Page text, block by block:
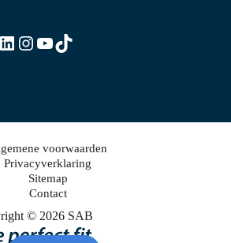
Instagram
YouTube
TikTok
© 2026 SAB
voorwaarden
Privacyverklaring
Sitemap
Contact